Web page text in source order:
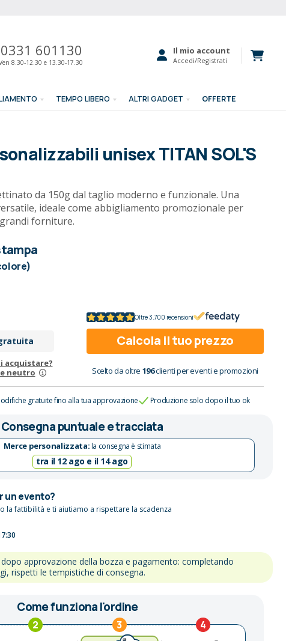
601130
8.30-12.30 e 13.30-17.30
Il mio account
Accedi/Registrati
TEMPO LIBERO ALTRI GADGET OFFERTE
unisex TITAN SOL'S
da 150g dal taglio moderno e funzionale. Una
ideale come abbigliamento promozionale per
forniture.
acquistare?
neutro
Oltre 3.700 recensioni
Calcola il tuo prezzo
Scelto da oltre 196clienti per eventi e promozioni
gratuite fino alla tua approvazione Produzione solo dopo il tuo ok
Consegna puntuale e tracciata
Merce personalizzata:la consegna è stimata
tra il 12 ago e il 14 ago
un evento?
la fattibilità e ti aiutiamo a rispettare la scadenza
approvazione della bozza e pagamento: completando
rispetti le tempistiche di consegna.
Come funziona l'ordine
2 3 4